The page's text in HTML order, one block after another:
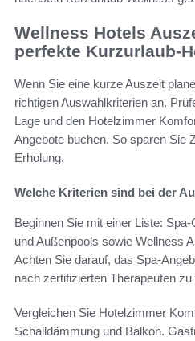
Wellness Hotels
perfekte Kurzurlaub-
Wenn Sie eine kurze Auszeit
richtigen Auswahlkriterien an.
Lage und den Hotelzimmer
Angebote buchen. So sparen Sie
Erholung.
Welche Kriterien sind bei der
Beginnen Sie mit einer Liste:
und Außenpools sowie Wellness
Achten Sie darauf, das Spa-
nach zertifizierten Therapeuten zu
Vergleichen Sie Hotelzimmer
Schalldämmung und Balkon.